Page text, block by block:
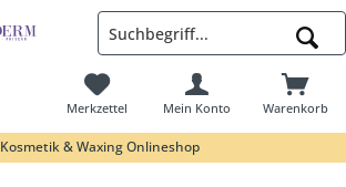
Kosmetik & Waxing Onlineshop
Warenkorb
Merkzettel Mein Konto